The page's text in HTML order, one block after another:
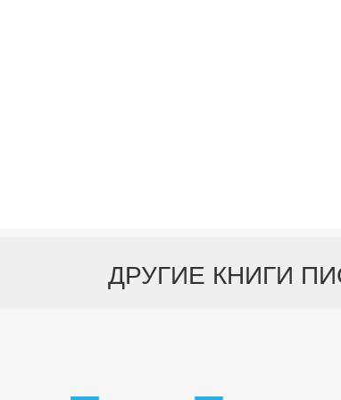
ДРУГИЕ КНИГИ